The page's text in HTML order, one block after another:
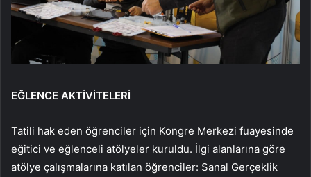
EĞLENCE AKTİVİTELERİ
Tatili hak eden öğrenciler için Kongre Merkezi fuayesinde
eğitici ve eğlenceli atölyeler kuruldu. İlgi alanlarına göre
atölye çalışmalarına katılan öğrenciler: Sanal Gerçeklik